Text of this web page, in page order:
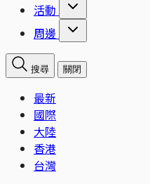
活動
周邊
搜尋 關閉
最新
國際
大陸
香港
台灣